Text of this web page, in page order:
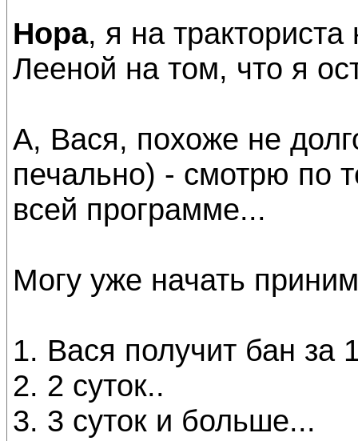
Нора, я на
Лееной на том, что я
А, Вася, похоже не
печально) - смотрю по
всей программе...
Могу уже начать
1. Вася получит бан за
2. 2 суток..
3. 3 суток и больше...